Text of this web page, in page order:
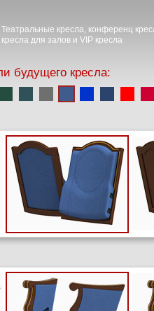
Театральные кресла, конференц
кресла для залов и VIP кресла
будущего кресла: